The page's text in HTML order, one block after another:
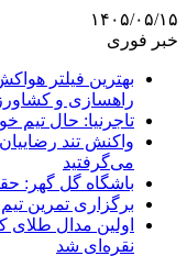
۱۴۰۵/۰۵/۱۵
خبر فوری
بهترین فیلتر
راهسازی و
تاجرنیا: حال
واکنش تند
می‌گرفتید
باشگاه گل گهر:
برگزاری تمرین
اولین مدال
نقره‌ای شد